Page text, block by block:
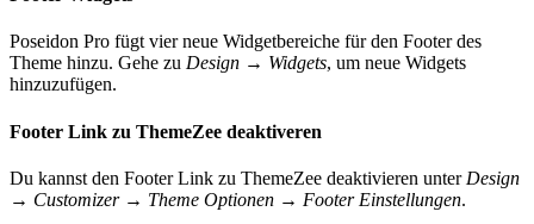
Poseidon Pro fügt vier neue Widgetbereiche für den Footer des
Theme hinzu. Gehe zu Design → Widgets, um neue Widgets
hinzuzufügen.
Footer Link zu ThemeZee deaktiveren
Du kannst den Footer Link zu ThemeZee deaktivieren unter Design
→ Customizer → Theme Optionen → Footer Einstellungen.